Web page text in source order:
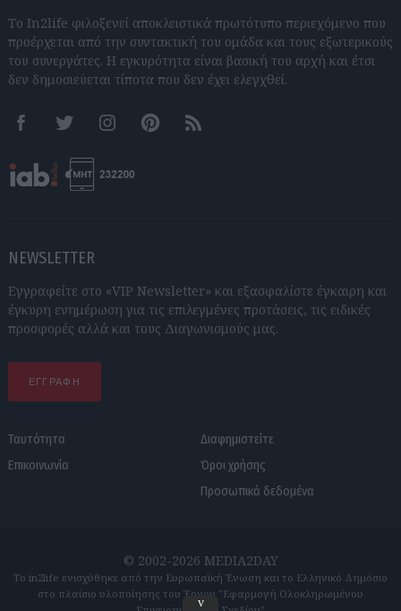
Το In2life φιλοξενεί αποκλειστικά πρωτότυπο περιεχόμενο που
προέρχεται από την συντακτική του ομάδα και τους εξωτερικούς
του συνεργάτες. Η εγκυρότητα είναι βασική του αρχή και έτσι
δεν δημοσιεύεται τίποτα που δεν έχει ελεγχθεί.
FacebookTwitter InstagramPinterestRSS feeds
NEWSLETTER
Εγγραφείτε στο «VIP Newsletter» και εξασφαλίστε έγκαιρη και
έγκυρη ενημέρωση για τις επιλεγμένες προτάσεις, τις ειδικές
προσφορές αλλά και τους Διαγωνισμούς μας.
ΕΓΓΡΑΦΗ
Ταυτότητα
Επικοινωνία
Διαφημιστείτε
Όροι χρήσης
Προσωπικά δεδομένα
© 2002-2026 MEDIA2DAY
Το in2life ενισχύθηκε από την Ευρωπαϊκή Ένωση και το Ελληνικό Δημόσιο
στο πλαίσιο υλοποίησης του Έργου "Εφαρμογή Ολοκληρωμένου
v